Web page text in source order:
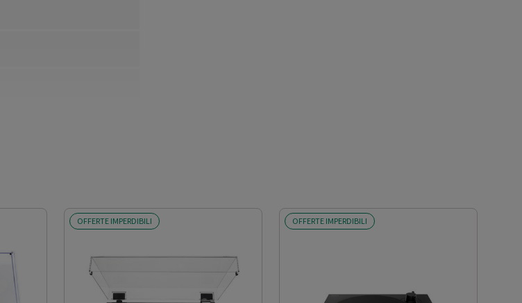
OFFERTE IMPERDIBILI OFFERTE IMPERDIBILI